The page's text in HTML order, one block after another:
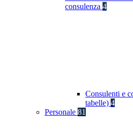
consulenza 4
Consulenti e
tabelle) 4
Personale 81